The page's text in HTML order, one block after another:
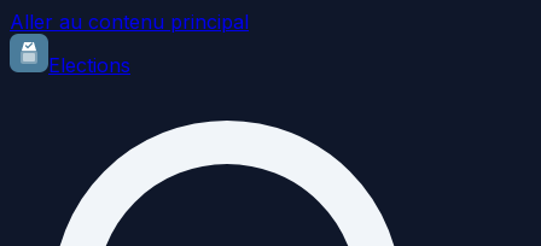
Aller au contenu principal
Elections